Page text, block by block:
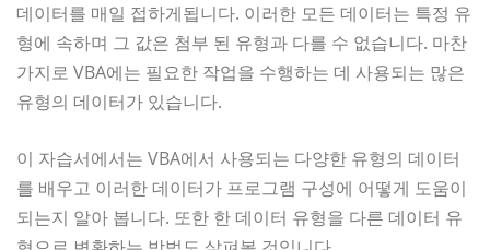
데이터를 매일 접하게됩니다. 이러한 모든 데이터는 특정 유
형에 속하며 그 값은 첨부 된 유형과 다를 수 없습니다. 마찬
가지로 VBA에는 필요한 작업을 수행하는 데 사용되는 많은
유형의 데이터가 있습니다.
이 자습서에서는 VBA에서 사용되는 다양한 유형의 데이터
를 배우고 이러한 데이터가 프로그램 구성에 어떻게 도움이
되는지 알아 봅니다. 또한 한 데이터 유형을 다른 데이터 유